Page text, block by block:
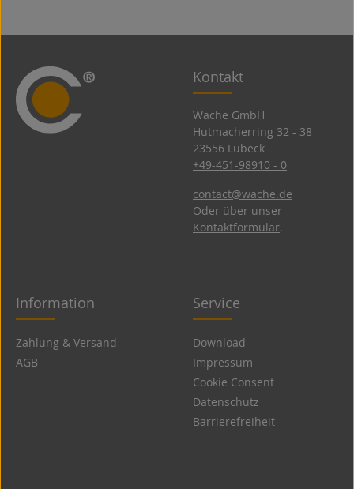
Kontakt
Wache GmbH
Hutmacherring 32 ­- 38
23556 Lübeck
+49-451-98910 - 0
contact@wache.de
Oder über unser
Kontaktformular.
Information
Zahlung & Versand
AGB
Service
Download
Impressum
Cookie Consent
Datenschutz
Barrierefreiheit